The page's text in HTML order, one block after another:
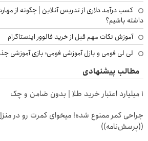
کسب درآمد دلاری از تدریس آنلاین | چگونه از
داشته باشیم؟
آموزش نکات مهم قبل از خرید فالوور اینستاگرام
لی لی فومی و پازل آموزشی فومی؛ بازی آموزشی
مطالب پیشنهادی
۱ میلیارد اعتبار خرید طلا | بدون ضامن و چک
جراحی کمر ممنوع شده! میخوای کمرت رو در
((پرسش‌نامه))